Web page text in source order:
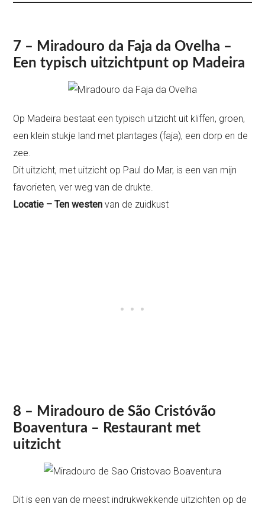
7 – Miradouro da Faja da Ovelha –
Een typisch uitzichtpunt op Madeira
Op Madeira bestaat een typisch uitzicht uit kliffen, groen,
een klein stukje land met plantages (faja), een dorp en de
zee.
Dit uitzicht, met uitzicht op Paul do Mar, is een van mijn
favorieten, ver weg van de drukte.
Locatie – Ten westenvan de zuidkust
8 – Miradouro de São Cristóvão
Boaventura – Restaurant met
uitzicht
Dit is een van de meest indrukwekkende uitzichten op de